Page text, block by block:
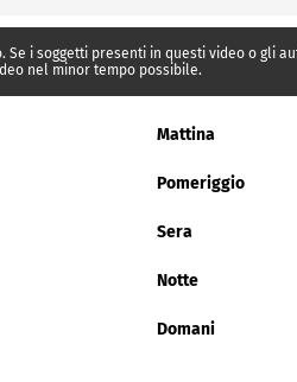
i soggetti presenti in questi video o
nel minor tempo possibile.
Mattina
Pomeriggio
Sera
Notte
Domani